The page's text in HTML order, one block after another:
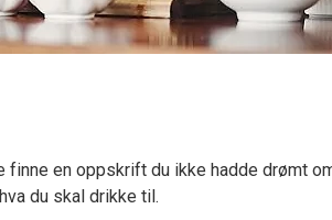
en oppskrift du ikke hadde drømt
du skal drikke til.